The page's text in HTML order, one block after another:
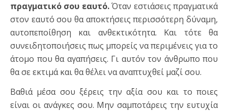
πραγματικό σου εαυτό.Όταν εστιάσεις πραγματικά
στον εαυτό σου θα αποκτήσεις περισσότερη δύναμη,
αυτοπεποίθηση και ανθεκτικότητα. Και τότε θα
συνειδητοποιήσεις πως μπορείς να περιμένεις για το
άτομο που θα αγαπήσεις. Γι αυτόν τον άνθρωπο που
θα σε εκτιμά και θα θέλει να αναπτυχθεί μαζί σου.
Βαθιά μέσα σου ξέρεις την αξία σου και το ποιες
είναι οι ανάγκες σου. Μην σαμποτάρεις την ευτυχία